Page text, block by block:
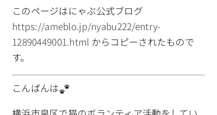
このページはにゃぶ公式ブログ
https://ameblo.jp/nyabu222/entry-
12890449001.html からコピーされたもので
す。
こんばんは